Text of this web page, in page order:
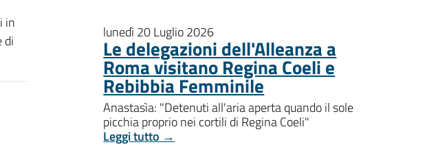
in
di
lunedì 20 Luglio 2026
Le delegazioni dell'Alleanza a
Roma visitano Regina Coeli e
Rebibbia Femminile
Anastasìa: "Detenuti all'aria aperta quando il sole
picchia proprio nei cortili di Regina Coeli"
Leggi tutto →